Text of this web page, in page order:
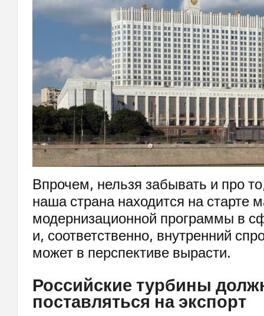
Впрочем, нельзя забывать и про
наша страна находится на старте
модернизационной программы в
и, соответственно, внутренний
может в перспективе вырасти.
Российские турбины
поставляться на экспорт